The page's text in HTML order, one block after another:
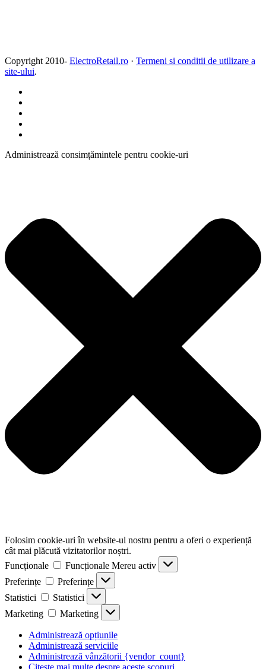
Copyright 2010- ElectroRetail.ro · Termeni si conditii de utilizare a
site-ului.
Administrează consimțămintele pentru cookie-uri
Folosim cookie-uri în website-ul nostru pentru a oferi o experiență
cât mai plăcută vizitatorilor noștri.
Funcționale
Funcționale Mereu activ
Preferințe
Preferințe
Statistici
Statistici
Marketing
Marketing
Administrează opțiunile
Administrează serviciile
Administrează vânzătorii {vendor_count}